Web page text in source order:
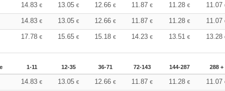
14.83€ 13.05€ 12.66€ 11.87€ 11.28 € 11.07
14.83€ 13.05€ 12.66€ 11.87€ 11.28 € 11.07
17.78€ 15.65€ 15.18€ 14.23€ 13.51 € 13.28
1-11 12-35 36-71 72-143 144-287 288 +
14.83€ 13.05€ 12.66€ 11.87€ 11.28 € 11.07